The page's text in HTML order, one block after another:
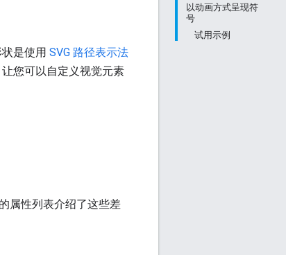
以动画方式呈现符
号
试用示例
是使用 SVG 路径表示法
您可以自定义视觉元素
属性列表介绍了这些差